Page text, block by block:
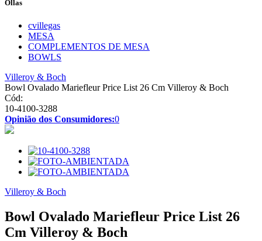
Ollas
cvillegas
MESA
COMPLEMENTOS DE MESA
BOWLS
Villeroy & Boch
Bowl Ovalado Mariefleur Price List 26 Cm Villeroy & Boch
Cód:
10-4100-3288
Opinião dos Consumidores:0
Villeroy & Boch
Bowl Ovalado Mariefleur Price List 26
Cm Villeroy & Boch